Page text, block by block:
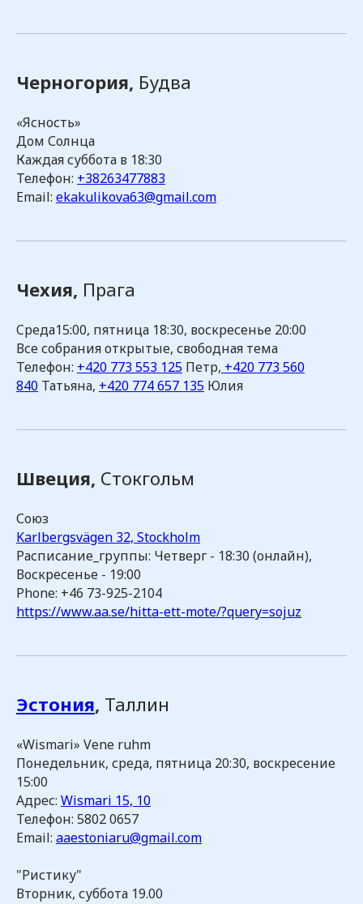
Черногория, Будва
«Ясность»
Дом Солнца
Каждая суббота в 18:30
Телефон: +38263477883
Email: ekakulikova63@gmail.com
Чехия, Прага
Cреда15:00, пятница 18:30, воскресенье 20:00
Все собрания открытые, свободная тема
Телефон: +420 773 553 125 Петр, +420 773 560
840 Татьяна, +420 774 657 135 Юлия
Швеция, Стокгольм
Союз
Karlbergsvägen 32, Stockholm
Расписание_группы: Четверг - 18:30 (онлайн),
Воскресенье - 19:00
Phone: +46 73-925-2104
https://www.aa.se/hitta-ett-mote/?query=sojuz
Эстония, Таллин
«Wismari» Vene ruhm
Понедельник, среда, пятница 20:30, воскресение
15:00
Адрес: Wismari 15, 10
Телефон: 5802 0657
Email: aaestoniaru@gmail.com
"Ристику"
Вторник, суббота 19.00